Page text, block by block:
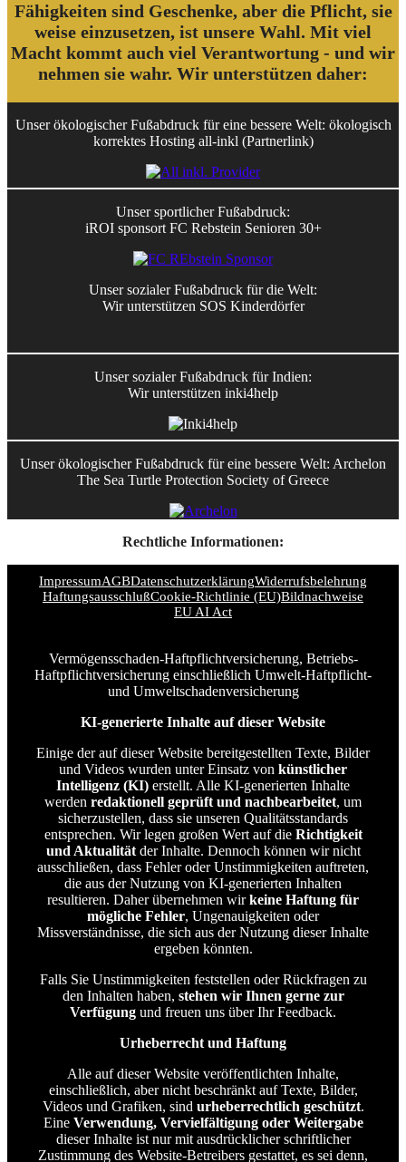
Fähigkeiten sind Geschenke, aber die Pflicht, sie
weise einzusetzen, ist unsere Wahl. Mit viel
Macht kommt auch viel Verantwortung - und wir
nehmen sie wahr. Wir unterstützen daher:
Unser ökologischer Fußabdruck für eine bessere Welt: ökologisch
korrektes Hosting all-inkl (Partnerlink)
Unser sportlicher Fußabdruck:
iROI sponsort FC Rebstein Senioren 30+
Unser sozialer Fußabdruck für die Welt:
Wir unterstützen SOS Kinderdörfer
Unser sozialer Fußabdruck für Indien:
Wir unterstützen inki4help
Unser ökologischer Fußabdruck für eine bessere Welt: Archelon
The Sea Turtle Protection Society of Greece
Rechtliche Informationen:
ImpressumAGBDatenschutzerklärungWiderrufsbelehrung
HaftungsausschlußCookie-Richtlinie (EU)Bildnachweise
EU AI Act
Vermögensschaden-Haftpflichtversicherung, Betriebs-
Haftpflichtversicherung einschließlich Umwelt-Haftpflicht-
und Umweltschadenversicherung
KI-generierte Inhalte auf dieser Website
Einige der auf dieser Website bereitgestellten Texte, Bilder
und Videos wurden unter Einsatz von künstlicher
Intelligenz (KI) erstellt. Alle KI-generierten Inhalte
werden redaktionell geprüft und nachbearbeitet, um
sicherzustellen, dass sie unseren Qualitätsstandards
entsprechen. Wir legen großen Wert auf die Richtigkeit
und Aktualitätder Inhalte. Dennoch können wir nicht
ausschließen, dass Fehler oder Unstimmigkeiten auftreten,
die aus der Nutzung von KI-generierten Inhalten
resultieren. Daher übernehmen wirkeine Haftung für
mögliche Fehler, Ungenauigkeiten oder
Missverständnisse, die sich aus der Nutzung dieser Inhalte
ergeben könnten.
Falls Sie Unstimmigkeiten feststellen oder Rückfragen zu
den Inhalten haben, stehen wir Ihnen gerne zur
Verfügung und freuen uns über Ihr Feedback.
Urheberrecht und Haftung
Alle auf dieser Website veröffentlichten Inhalte,
einschließlich, aber nicht beschränkt auf Texte, Bilder,
Videos und Grafiken, sind urheberrechtlich geschützt.
Eine Verwendung, Vervielfältigung oder Weitergabe
dieser Inhalte ist nur mit ausdrücklicher schriftlicher
Zustimmung des Website-Betreibers gestattet, es sei denn,